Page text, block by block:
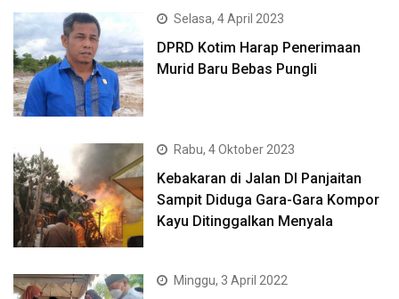
Selasa, 4 April 2023
DPRD Kotim Harap Penerimaan
Murid Baru Bebas Pungli
Rabu, 4 Oktober 2023
Kebakaran di Jalan DI Panjaitan
Sampit Diduga Gara-Gara Kompor
Kayu Ditinggalkan Menyala
Minggu, 3 April 2022